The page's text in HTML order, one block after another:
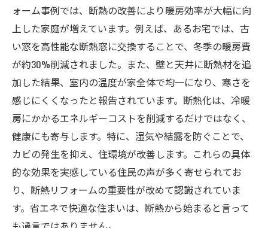
ォーム事例では、断熱の改善により暖房効率が大幅に向
上した家庭が増えています。例えば、あるお宅では、古
い窓を高性能な断熱窓に交換することで、冬季の暖房費
が約30%削減されました。また、壁と天井に断熱材を追
加した結果、室内の温度が家全体で均一になり、寒さを
感じにくくなったと報告されています。断熱化は、冷暖
房にかかるエネルギーコストを削減するだけではなく、
健康にも寄与します。特に、湿気や結露を防ぐことで、
カビの発生を抑え、住環境が改善します。これらの具体
的な効果を実感している住民の声が多く寄せられてお
り、断熱リフォームの重要性が改めて認識されていま
す。省エネで快適な住まいは、断熱から始まると言って